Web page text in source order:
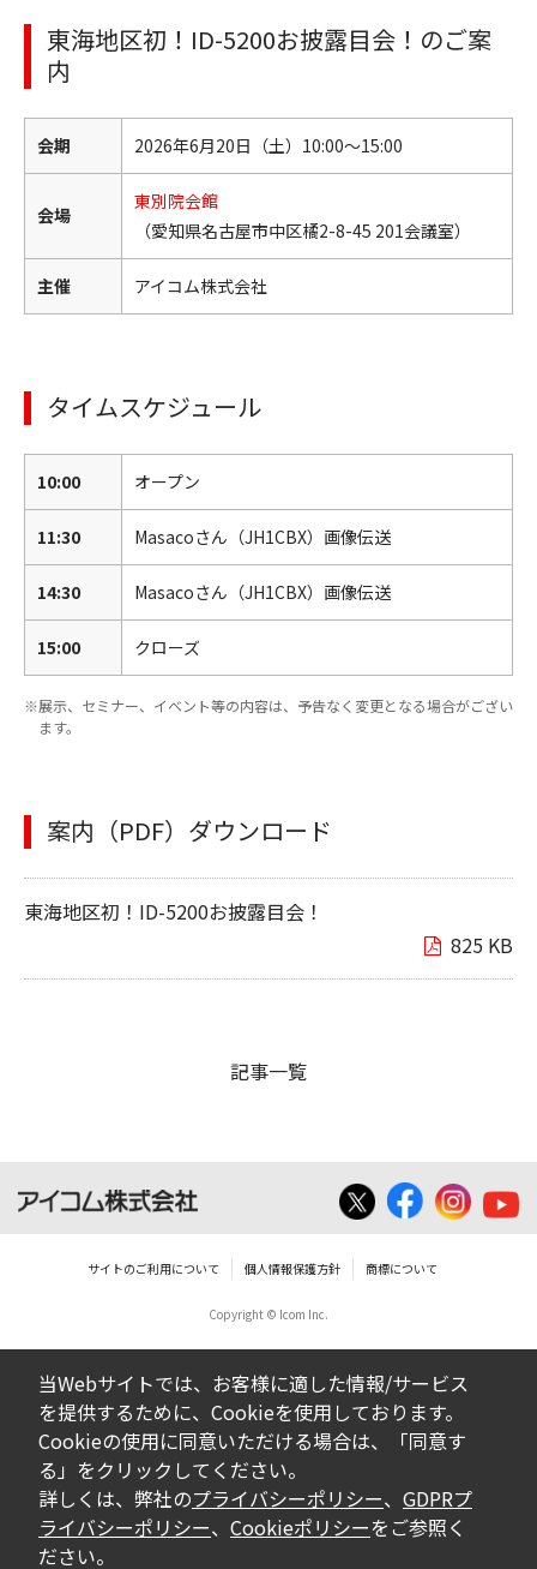
東海地区初！ID-5200お披露目会！のご案
内
会期 2026年6月20日（土）10:00～15:00
会場
東別院会館
（愛知県名古屋市中区橘2-8-45 201会議室）
主催 アイコム株式会社
タイムスケジュール
10:00 オープン
11:30 Masacoさん（JH1CBX）画像伝送
14:30 Masacoさん（JH1CBX）画像伝送
15:00 クローズ
展示、セミナー、イベント等の内容は、予告なく変更となる場合がござい
ます。
案内（PDF）ダウンロード
東海地区初！ID-5200お披露目会！
825 KB
記事一覧
サイトのご利用について 個人情報保護方針 商標について
Copyright © Icom Inc.
当Webサイトでは、お客様に適した情報/サービス
を提供するために、Cookieを使用しております。
Cookieの使用に同意いただける場合は、「同意す
る」をクリックしてください。
詳しくは、弊社のプライバシーポリシー、 GDPRプ
ライバシーポリシー、 Cookieポリシーをご参照く
ださい。